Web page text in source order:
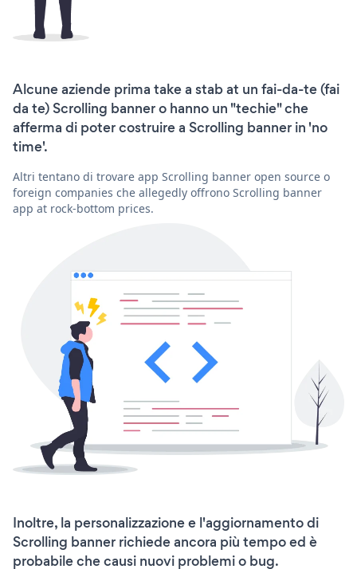
Alcune aziende prima take a stab at un fai-da-te (fai
da te) Scrolling banner o hanno un "techie" che
afferma di poter costruire a Scrolling banner in 'no
time'.
Altri tentano di trovare app Scrolling banner open source o
foreign companies che allegedly offrono Scrolling banner
app at rock-bottom prices.
Inoltre, la personalizzazione e l'aggiornamento di
Scrolling banner richiede ancora più tempo ed è
probabile che causi nuovi problemi o bug.